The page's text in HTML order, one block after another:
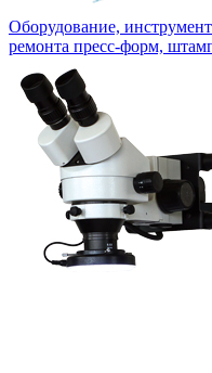
Оборудование,
ремонта пресс-форм,